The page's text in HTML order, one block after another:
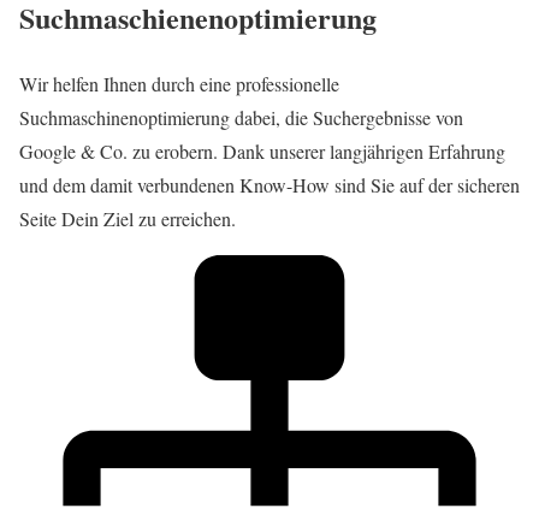
Suchmaschienenoptimierung
Wir helfen Ihnen durch eine professionelle
Suchmaschinenoptimierung dabei, die Suchergebnisse von
Google & Co. zu erobern. Dank unserer langjährigen Erfahrung
und dem damit verbundenen Know-How sind Sie auf der sicheren
Seite Dein Ziel zu erreichen.